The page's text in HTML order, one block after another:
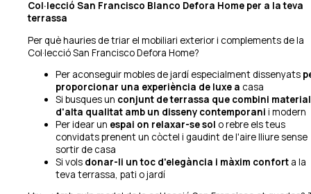
Col·lecció San Francisco Blanco Defora Home per a la teva
terrassa
Per què hauries de triar el mobiliari exterior i complements de la
Col·lecció San Francisco Defora Home?
Per aconseguir mobles de jardí especialment dissenyats
proporcionar una experiència de luxe a casa
Si busques un conjunt de terrassa que combini
d'alta qualitat amb un disseny contemporani i modern
Per idear un espai on relaxar-se sol o rebre els teus
convidats prenent un còctel i gaudint de l'aire lliure sense
sortir de casa
Si vols donar-li un toc d'elegància i màxim confort a la
teva terrassa, pati o jardí